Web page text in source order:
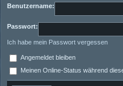
Benutzername:
Passwort:
Ich habe mein Passwort vergessen
Angemeldet bleiben
Meinen Online-Status während